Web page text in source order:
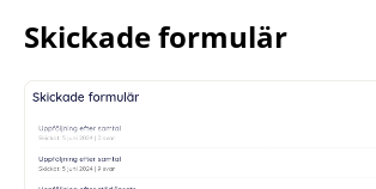
Skickade formulär